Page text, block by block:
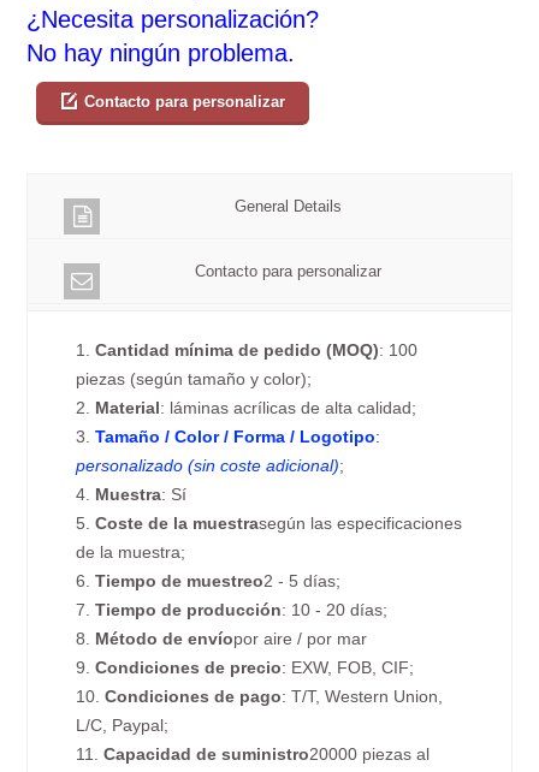
¿Necesita personalización?
No hay ningún problema.
Contacto para personalizar
General Details
Contacto para personalizar
1.Cantidad mínima de pedido (MOQ): 100
piezas (según tamaño y color);
2. Material: láminas acrílicas de alta calidad;
3.Tamaño / Color / Forma / Logotipo:
personalizado (sin coste adicional);
4. Muestra: Sí
5.Coste de la muestrasegún las especificaciones
de la muestra;
6.Tiempo de muestreo2 - 5 días;
7.Tiempo de producción: 10 - 20 días;
8. Método de envíopor aire / por mar
9.Condiciones de precio: EXW, FOB, CIF;
10.Condiciones de pago: T/T, Western Union,
L/C, Paypal;
11.Capacidad de suministro20000 piezas al